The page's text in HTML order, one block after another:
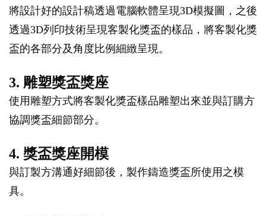
將設計好的設計稿透過電腦軟體呈現3D模擬圖，之後
透過3D列印技術呈現客製化獎盃的樣品，將客製化獎
盃的各部分及角度比例細緻呈現。
3. 雕塑獎盃獎座
使用雕塑方式將客製化獎盃樣品雕塑出來並與訂購方
協調獎盃細節部分。
4. 獎盃獎座開模
與訂製方溝通好細節後，製作鑄造獎盃所使用之模
具。